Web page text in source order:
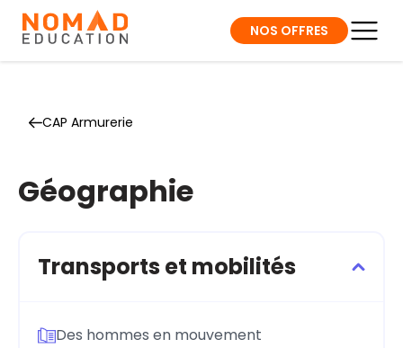
NOS OFFRES
CAP Armurerie
Géographie
Transports et mobilités
Des hommes en mouvement